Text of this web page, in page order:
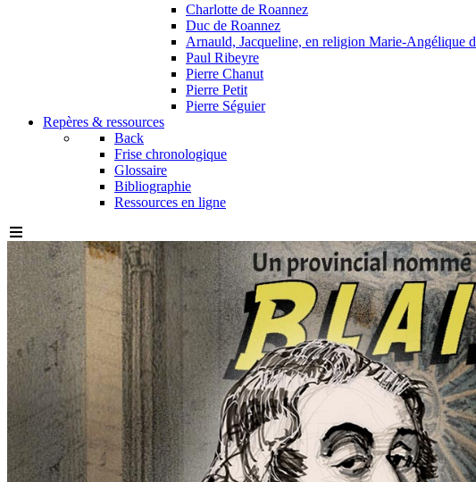
Charlotte de Roannez
Duc de Roannez
Arnauld, Jacqueline, en religion Marie-Angélique
Paul Ribeyre
Pierre Chanut
Pierre Petit
Pierre Séguier
Repères & ressources
Back
Frise chronologique
Glossaire
Bibliographie
Ressources en ligne